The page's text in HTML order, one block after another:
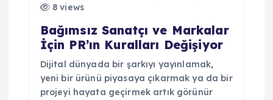
8 views
Bağımsız Sanatçı ve Markalar
İçin PR’ın Kuralları Değişiyor
Dijital dünyada bir şarkıyı yayınlamak,
yeni bir ürünü piyasaya çıkarmak ya da bir
projeyi hayata geçirmek artık görünür